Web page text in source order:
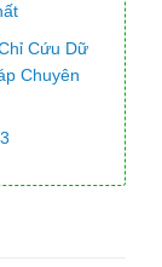
Cứu Dữ
Chuyên